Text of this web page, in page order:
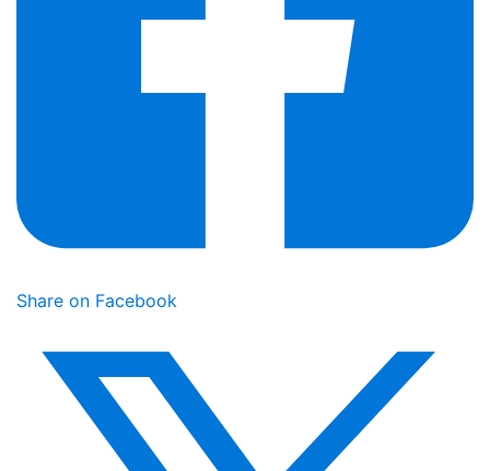
Share on Facebook